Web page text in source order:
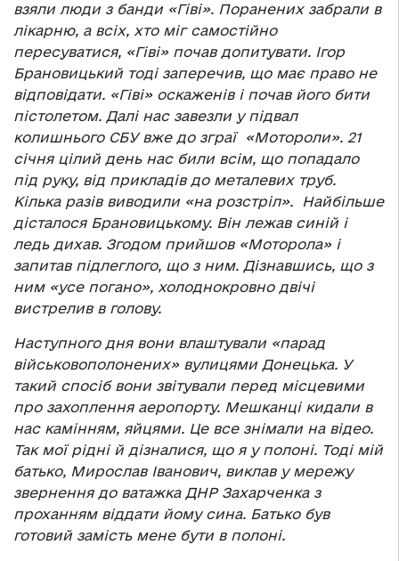
взяли люди з банди «Гіві». Поранених забрали в
лікарню, а всіх, хто міг самостійно
пересуватися, «Гіві» почав допитувати. Ігор
Брановицький тоді заперечив, що має право не
відповідати. «Гіві» оскаженів і почав його бити
пістолетом. Далі нас завезли у підвал
колишнього СБУ вже до зграї «Мотороли». 21
січня цілий день нас били всім, що попадало
під руку, від прикладів до металевих труб.
Кілька разів виводили «на розстріл». Найбільше
дісталося Брановицькому. Він лежав синій і
ледь дихав. Згодом прийшов «Моторола» і
запитав підлеглого, що з ним. Дізнавшись, що з
ним «усе погано», холоднокровно двічі
вистрелив в голову.
Наступного дня вони влаштували «парад
військовополонених» вулицями Донецька. У
такий спосіб вони звітували перед місцевими
про захоплення аеропорту. Мешканці кидали в
нас камінням, яйцями. Це все знімали на відео.
Так мої рідні й дізналися, що я у полоні. Тоді мій
батько, Мирослав Іванович, виклав у мережу
звернення до ватажка ДНР Захарченка з
проханням віддати йому сина. Батько був
готовий замість мене бути в полоні.